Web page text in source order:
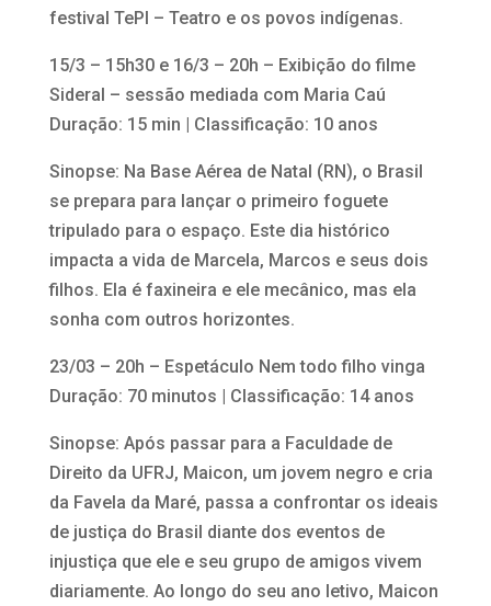
festival TePI – Teatro e os povos indígenas.
15/3 – 15h30 e 16/3 – 20h – Exibição do filme
Sideral – sessão mediada com Maria Caú
Duração: 15 min | Classificação: 10 anos
Sinopse: Na Base Aérea de Natal (RN), o Brasil
se prepara para lançar o primeiro foguete
tripulado para o espaço. Este dia histórico
impacta a vida de Marcela, Marcos e seus dois
filhos. Ela é faxineira e ele mecânico, mas ela
sonha com outros horizontes.
23/03 – 20h – Espetáculo Nem todo filho vinga
Duração: 70 minutos | Classificação: 14 anos
Sinopse: Após passar para a Faculdade de
Direito da UFRJ, Maicon, um jovem negro e cria
da Favela da Maré, passa a confrontar os ideais
de justiça do Brasil diante dos eventos de
injustiça que ele e seu grupo de amigos vivem
diariamente. Ao longo do seu ano letivo, Maicon